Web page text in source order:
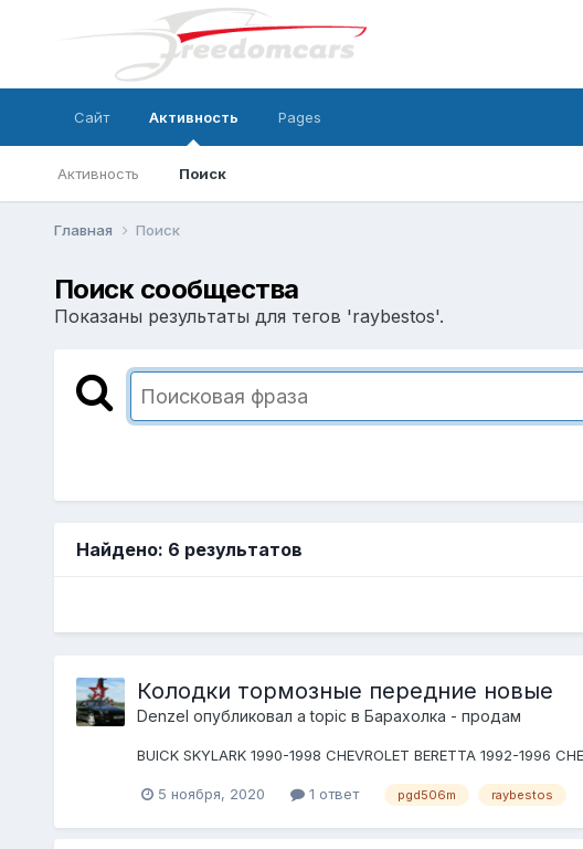
Сайт Активность
Активность Поиск
Pages
Главная Поиск
Поиск сообщества
Показаны результаты для тегов 'raybestos'.
Найдено: 6 результатов
Колодки тормозные передние новые
DenzeI опубликовал a topic в Барахолка - продам
BUICK SKYLARK 1990-1998 CHEVROLET BERETTA 1992-1996
5 ноября, 2020 1 ответ pgd506m raybestos